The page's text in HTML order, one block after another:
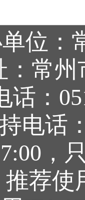
位：
：常州
话：
电话
，
荐使